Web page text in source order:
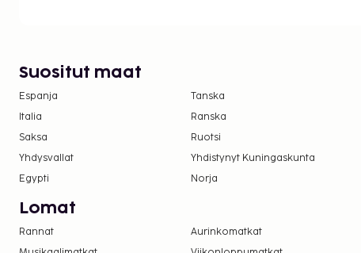
Suositut maat
Espanja Tanska
Italia
Ranska
Saksa
Ruotsi
Yhdysvallat
Yhdistynyt Kuningaskunta
Egypti
Norja
Lomat
Rannat Aurinkomatkat